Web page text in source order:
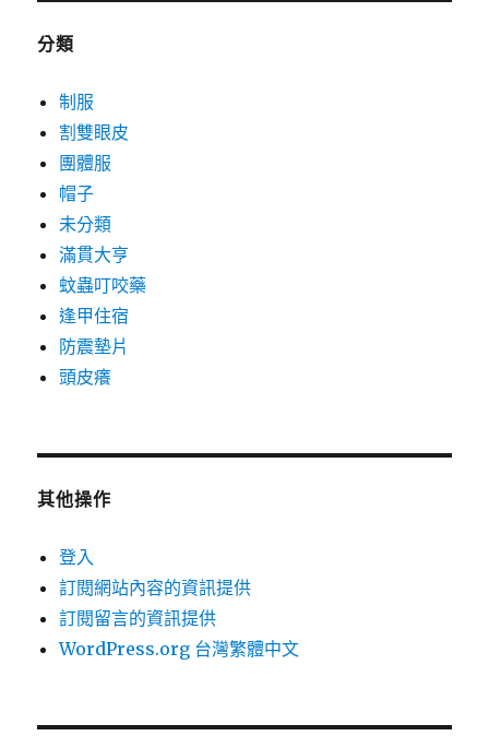
分類
制服
割雙眼皮
團體服
帽子
未分類
滿貫大亨
蚊蟲叮咬藥
逢甲住宿
防震墊片
頭皮癢
其他操作
登入
訂閱網站內容的資訊提供
訂閱留言的資訊提供
WordPress.org 台灣繁體中文